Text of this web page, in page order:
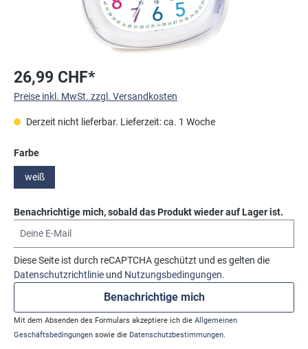
26,99 CHF*
Preise inkl. MwSt. zzgl. Versandkosten
Derzeit nicht lieferbar. Lieferzeit: ca. 1 Woche
Farbeauswählen
weiß
Benachrichtige mich, sobald das Produkt wieder auf Lager ist.
Diese Seite ist durch reCAPTCHA geschützt und es gelten die
Datenschutzrichtlinie und Nutzungsbedingungen.
Benachrichtige mich
Mit dem Absenden des Formulars akzeptiere ich die Allgemeinen
Geschäftsbedingungen sowie die Datenschutzbestimmungen.